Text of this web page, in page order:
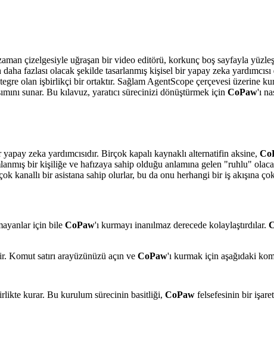
çizelgesiyle uğraşan bir video editörü, korkunç boş sayfayla
fazlası olacak şekilde tasarlanmış kişisel bir yapay zeka yardımcısı
olan işbirlikçi bir ortaktır. Sağlam AgentScope çerçevesi üzerine
sunar. Bu kılavuz, yaratıcı sürecinizi dönüştürmek için CoPaw'ı
zeka yardımcısıdır. Birçok kapalı kaynaklı alternatifin aksine,
bir kişiliğe ve hafızaya sahip olduğu anlamına gelen "ruhlu"
kanallı bir asistana sahip olurlar, bu da onu herhangi bir iş akışına
için bile CoPaw'ı kurmayı inanılmaz derecede kolaylaştırdılar.
Komut satırı arayüzünüzü açın ve CoPaw'ı kurmak için aşağıdaki
kurar. Bu kurulum sürecinin basitliği, CoPaw felsefesinin bir